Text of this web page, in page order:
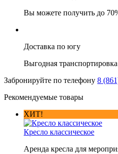
Вы можете получить до
Доставка по югу
Выгодная
Забронируйте по телефону 8
Рекомендуемые товары
ХИТ!
Кресло классическое
Аренда кресла для